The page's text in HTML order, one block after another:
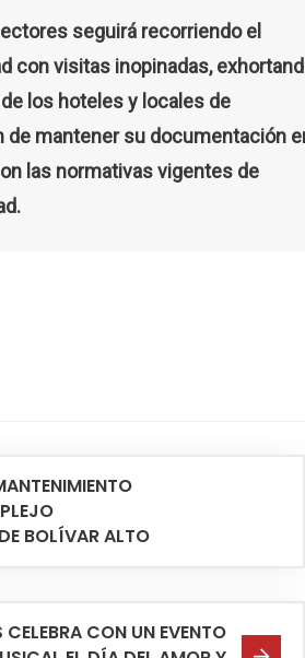
seguirá recorriendo el
con visitas inopinadas,
los hoteles y locales de
de mantener su documentación
las normativas vigentes de
BOLÍVAR ALTO
CELEBRA CON UN EVENTO